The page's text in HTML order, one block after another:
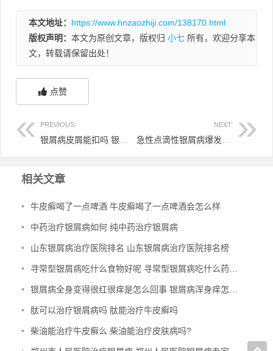
本文地址： https://www.hnzaozhiji.com/138170.html
版权声明： 本文为原创文章，版权归 小七 所有，欢迎分享本
文，转载请保留出处！
点赞
PREVIOUS: NEXT:
相关文章
• 牛皮癣喝了一点啤酒 牛皮癣喝了一点啤酒会怎么样
• 中药治疗银屑病如何 纯中药治疗银屑病
• 山东银屑病治疗医院排名 山东银屑病治疗医院排名榜
• 寻常型银屑病吃什么食物好呢 寻常型银屑病吃什么药效果好
• 银屑病全身变得很红很痒是怎么回事 银屑病浑身痒怎么办
• 肽可以治疗银屑病吗 肽能治疗牛皮癣吗
• 柴油能治疗牛皮癣么 柴油能治疗皮肤病吗?